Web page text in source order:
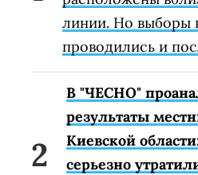
линии. Но выборы
проводились и
В "ЧЕСНО"
результаты
Киевской
серьезно